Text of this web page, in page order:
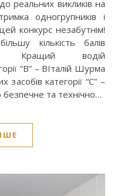
реальних викликів на
одногрупників і
конкурс незабутнім!
кількість балів
Кращий водій
“В” – ВІталій Шурма
категорії “С” –
та технічно…